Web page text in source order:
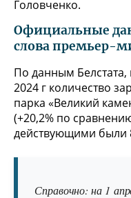
Головченко.
Официальные
слова премьер-
По данным
2024 г количество
парка «Великий
(+20,2% по
действующими были
Справочно: на 1